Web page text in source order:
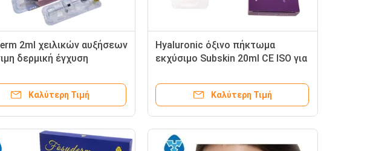
2ml χειλικών αυξήσεων
δερμική έγχυση
Hyaluronic όξινη
Καλύτερη Τιμή
Hyaluronic όξινο πήκτωμα
εκχύσιμο Subskin 20ml CE ISO για
Καλύτερη Τιμή